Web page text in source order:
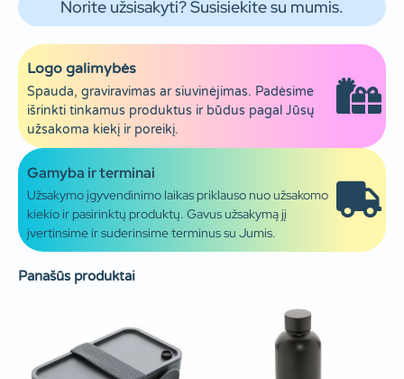
Norite užsisakyti? Susisiekite su mumis.
Logo galimybės
Spauda, graviravimas ar siuvinėjimas. Padėsime
išrinkti tinkamus produktus ir būdus pagal Jūsų
užsakoma kiekį ir poreikį.
Gamyba ir terminai
Užsakymo įgyvendinimo laikas priklauso nuo užsakomo
kiekio ir pasirinktų produktų. Gavus užsakymą jį
įvertinsime ir suderinsime terminus su Jumis.
Panašūs produktai